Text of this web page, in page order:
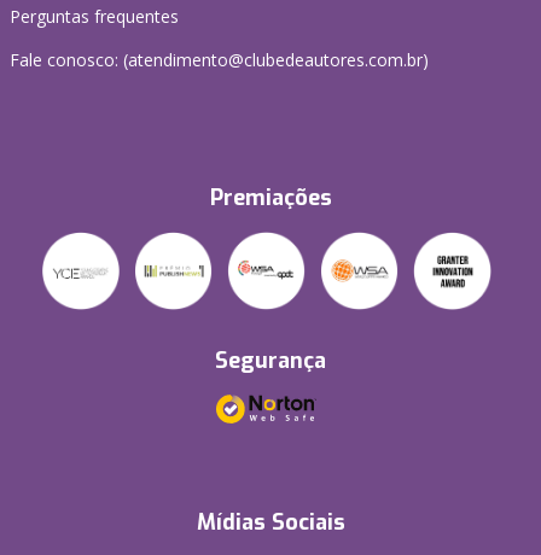
Perguntas frequentes
Fale conosco: (atendimento@clubedeautores.com.br)
Premiações
Segurança
Mídias Sociais